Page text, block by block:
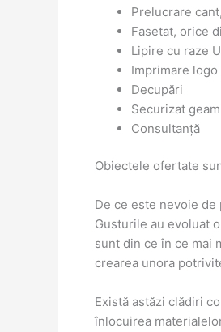
Prelucrare
Fasetat, orice
Lipire cu raze
Imprimare
Decupări
Securizat
Consultanță
Obiectele ofertate
De ce este nevoie
Gusturile au evoluat
sunt din ce în ce mai
crearea unora
Există astăzi clădiri
înlocuirea